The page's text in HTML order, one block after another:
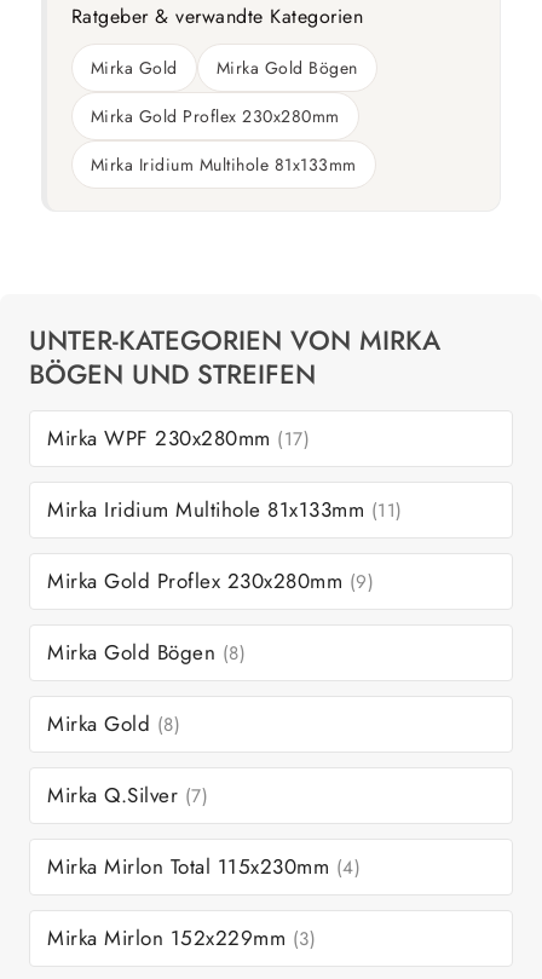
Ratgeber & verwandte Kategorien
Mirka Gold
Mirka Gold Bögen
Mirka Gold Proflex 230x280mm
Mirka Iridium Multihole 81x133mm
UNTER-KATEGORIEN VON MIRKA
BÖGEN UND STREIFEN
Mirka WPF 230x280mm (17)
Mirka Iridium Multihole 81x133mm (11)
Mirka Gold Proflex 230x280mm (9)
Mirka Gold Bögen (8)
Mirka Gold (8)
Mirka Q.Silver (7)
Mirka Mirlon Total 115x230mm (4)
Mirka Mirlon 152x229mm (3)